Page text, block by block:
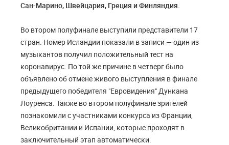
Сан-Марино, Швейцария, Греция и Финляндия.
Во втором полуфинале выступили представители 17
стран. Номер Исландии показали в записи — один из
музыкантов получил положительный тест на
коронавирус. По той же причине в четверг было
объявлено об отмене живого выступления в финале
предыдущего победителя "Евровидения" Дункана
Лоуренса. Также во втором полуфинале зрителей
познакомили с участниками конкурса из Франции,
Великобритании и Испании, которые проходят в
заключительный этап автоматически.